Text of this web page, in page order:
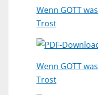
Wenn GOTT
Trost
Wenn GOTT
Trost